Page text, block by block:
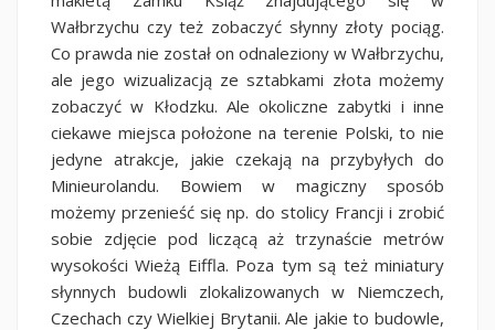
Wałbrzychu czy też zobaczyć słynny złoty pociąg.
Co prawda nie został on odnaleziony w Wałbrzychu,
ale jego wizualizacją ze sztabkami złota możemy
zobaczyć w Kłodzku. Ale okoliczne zabytki i inne
ciekawe miejsca położone na terenie Polski, to nie
jedyne atrakcje, jakie czekają na przybyłych do
Minieurolandu. Bowiem w magiczny sposób
możemy przenieść się np. do stolicy Francji i zrobić
sobie zdjęcie pod liczącą aż trzynaście metrów
wysokości Wieżą Eiffla. Poza tym są też miniatury
słynnych budowli zlokalizowanych w Niemczech,
Czechach czy Wielkiej Brytanii. Ale jakie to budowle,